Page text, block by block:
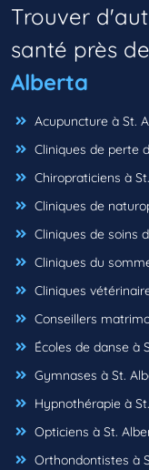
Trouver
santé près de
Alberta
Acupuncture à St.
Cliniques de perte
Chiropraticiens à
Cliniques de
Cliniques de soins
Cliniques du
Cliniques
Conseillers
Écoles de danse à
Gymnases à St.
Hypnothérapie à
Opticiens à St.
Orthondontistes à